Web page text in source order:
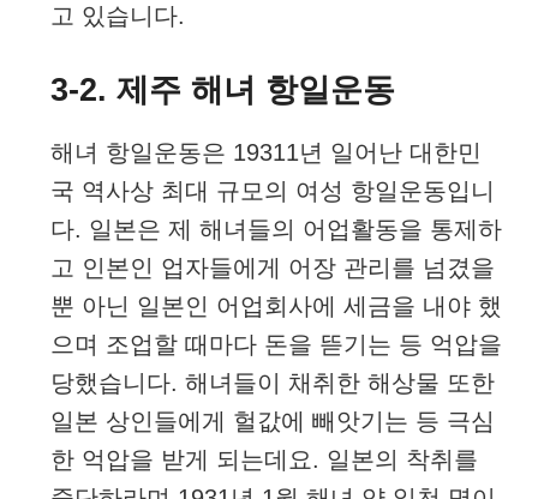
고 있습니다.
3-2. 제주 해녀 항일운동
해녀 항일운동은 19311년 일어난 대한민
국 역사상 최대 규모의 여성 항일운동입니
다. 일본은 제 해녀들의 어업활동을 통제하
고 인본인 업자들에게 어장 관리를 넘겼을
뿐 아닌 일본인 어업회사에 세금을 내야 했
으며 조업할 때마다 돈을 뜯기는 등 억압을
당했습니다. 해녀들이 채취한 해상물 또한
일본 상인들에게 헐값에 빼앗기는 등 극심
한 억압을 받게 되는데요. 일본의 착취를